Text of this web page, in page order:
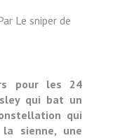
Le sniper de
pour les 24
qui bat un
qui
sienne, une